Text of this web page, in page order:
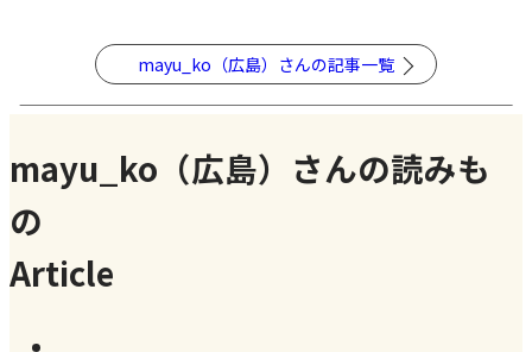
mayu_ko（広島）さんの記事一覧
mayu_ko（広島）さんの読みも
の
Article